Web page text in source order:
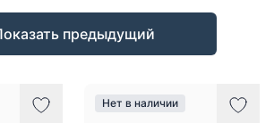
предыдущий
Нет в наличии